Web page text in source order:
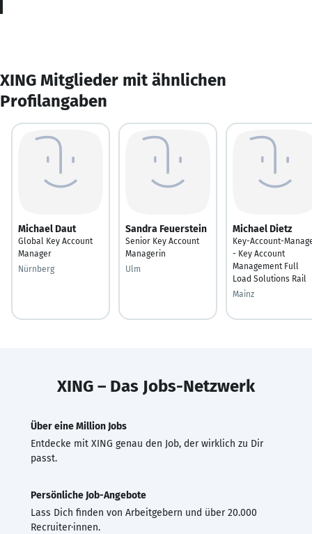
XING Mitglieder mit ähnlichen
Profilangaben
Michael Daut
Global Key Account
Manager
Nürnberg
Sandra Feuerstein
Senior Key Account
Managerin
Ulm
Michael Dietz
Key-Account-
- Key Account
Management Full
Load Solutions Rail
Mainz
XING – Das Jobs-Netzwerk
Über eine Million Jobs
Entdecke mit XING genau den Job, der wirklich zu Dir
passt.
Persönliche Job-Angebote
Lass Dich finden von Arbeitgebern und über 20.000
Recruiter·innen.